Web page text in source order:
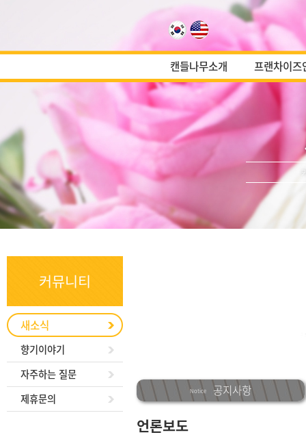
캔들나무소개 프랜차이즈
커뮤니티
새소식
향기이야기
자주하는 질문
제휴문의
Notice 공지사항
언론보도